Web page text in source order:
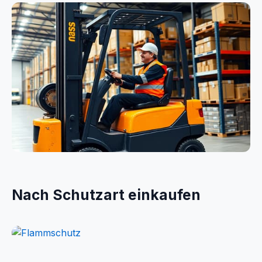
Elektrik
Logistik
Nach Schutzart einkaufen